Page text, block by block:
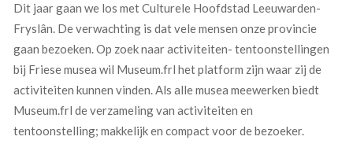
Dit jaar gaan we los met Culturele Hoofdstad Leeuwarden-
Fryslân. De verwachting is dat vele mensen onze provincie
gaan bezoeken. Op zoek naar activiteiten- tentoonstellingen
bij Friese musea wil Museum.frl het platform zijn waar zij de
activiteiten kunnen vinden. Als alle musea meewerken biedt
Museum.frl de verzameling van activiteiten en
tentoonstelling; makkelijk en compact voor de bezoeker.